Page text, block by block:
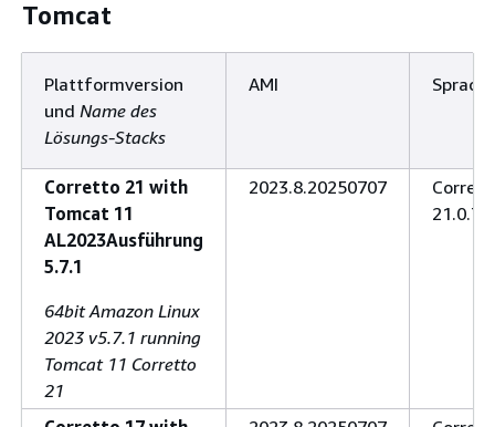
Tomcat
Plattformversion
und Name des
Lösungs-Stacks
AMI
Corretto 21 with
Tomcat 11
AL2023Ausführung
5.7.1
64bit Amazon Linux
2023 v5.7.1 running
Tomcat 11 Corretto
21
2023.8.20250707